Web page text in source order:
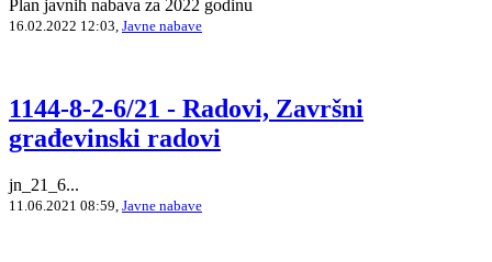
Plan javnih nabava za 2022 godinu
16.02.2022 12:03, Javne nabave
1144-8-2-6/21 - Radovi, Završni
građevinski radovi
jn_21_6...
11.06.2021 08:59, Javne nabave